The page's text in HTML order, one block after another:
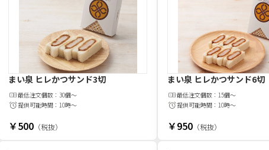
まい泉 ヒレかつサンド3切
最低注文個数： 30個～
提供可能時間： 10時～
￥500 （税抜）
まい泉 ヒレかつサンド6切
最低注文個数：15個～
提供可能時間：10時～
￥950 （税抜）